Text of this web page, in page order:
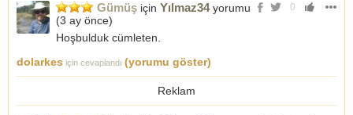
0
Gümüş için Yılmaz34yorumu
(3 ay önce)
Hoşbulduk cümleten.
dolarkes için cevaplandı (yorumu göster)
Reklam